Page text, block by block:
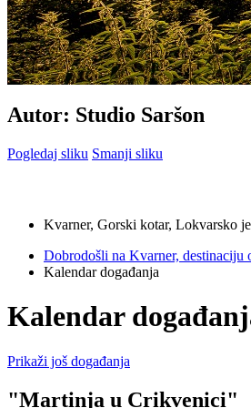
Autor: Studio Saršon
Pogledaj sliku Smanji sliku
Kvarner, Gorski kotar, Lokvarsko
Dobrodošli na Kvarner, destinaciju
Kalendar događanja
Kalendar
Prikaži još događanja
"Martinja u Crikvenici"